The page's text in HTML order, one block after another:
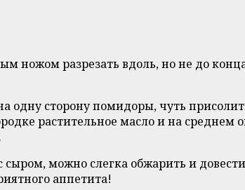
разрезать вдоль, но не до
сторону помидоры, чуть
растительное масло и на
можно слегка обжарить и довести
аппетита!